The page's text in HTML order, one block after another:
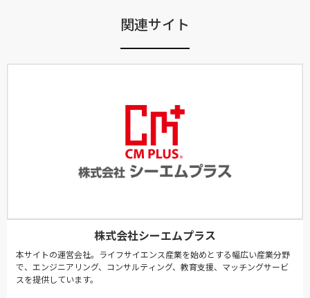
関連サイト
株式会社シーエムプラス
本サイトの運営会社。ライフサイエンス産業を始めとする幅広い産業分野
で、エンジニアリング、コンサルティング、教育支援、マッチングサービ
スを提供しています。